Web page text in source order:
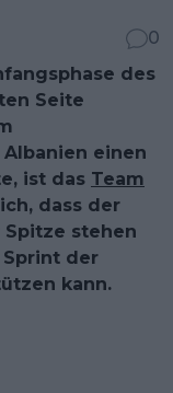
0
des
Seite
einen
ist das Team
dass der
stehen
der
kann.